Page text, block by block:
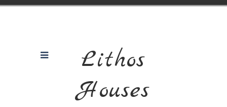
Lithos
Houses